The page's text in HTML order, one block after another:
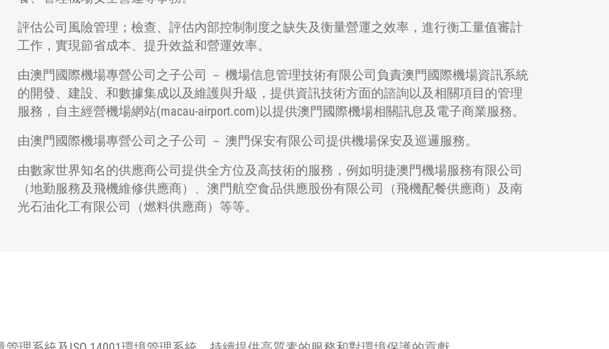
評估公司風險管理；檢查、評估內部控制制度之缺失及衡量營運之效率，進行衡工量值審計
工作，實現節省成本、提升效益和營運效率。
由澳門國際機場專營公司之子公司 － 機場信息管理技術有限公司負責澳門國際機場資訊系統
的開發、建設、和數據集成以及維護與升級，提供資訊技術方面的諮詢以及相關項目的管理
服務，自主經營機場網站(macau-airport.com)以提供澳門國際機場相關訊息及電子商業服務。
由澳門國際機場專營公司之子公司 － 澳門保安有限公司提供機場保安及巡邏服務。
由數家世界知名的供應商公司提供全方位及高技術的服務，例如明捷澳門機場服務有限公司
（地勤服務及飛機維修供應商）、澳門航空食品供應股份有限公司（飛機配餐供應商）及南
光石油化工有限公司（燃料供應商）等等。